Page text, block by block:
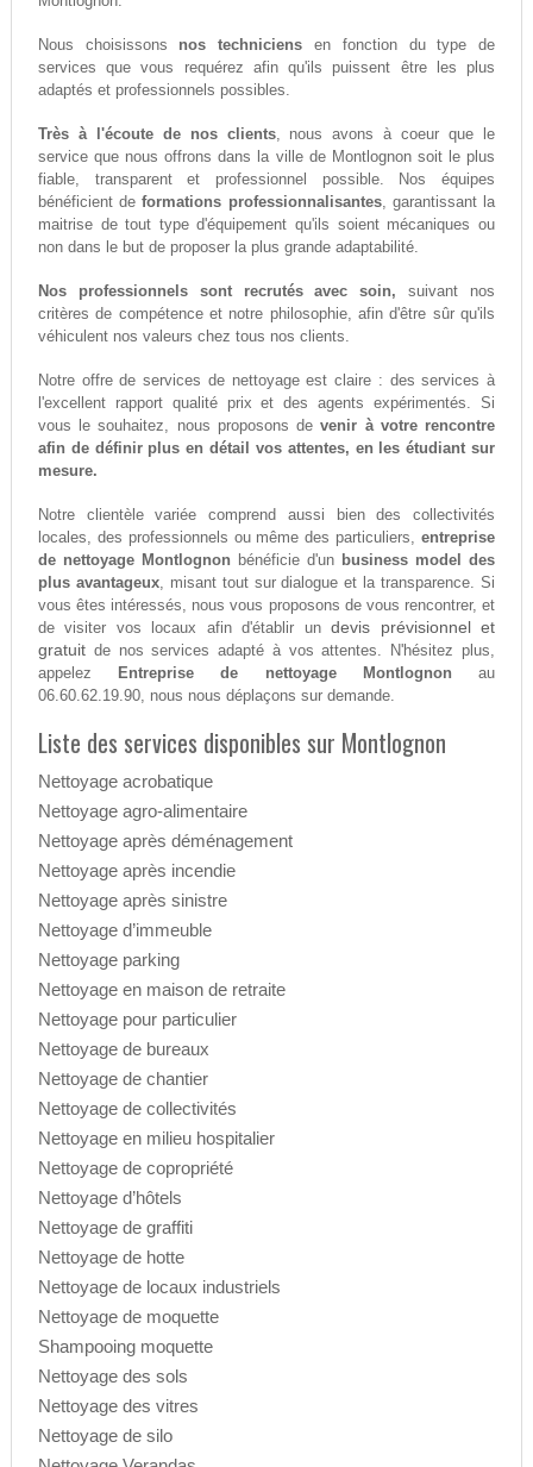
Nous choisissons nos techniciens en fonction du type de
services que vous requérez afin qu'ils puissent être les plus
adaptés et professionnels possibles.
Très à l'écoute de nos clients, nous avons à coeur que le
service que nous offrons dans la ville de Montlognon soit le plus
fiable, transparent et professionnel possible. Nos équipes
bénéficient deformations professionnalisantes, garantissant la
maitrise de tout type d'équipement qu'ils soient mécaniques ou
non dans le but de proposer la plus grande adaptabilité.
Nos professionnels sont recrutés avec soin, suivant nos
critères de compétence et notre philosophie, afin d'être sûr qu'ils
véhiculent nos valeurs chez tous nos clients.
Notre offre de services de nettoyage est claire : des services à
l'excellent rapport qualité prix et des agents expérimentés. Si
vous le souhaitez, nous proposons devenir à votre rencontre
afin de définir plus en détail vos attentes, en les étudiant sur
mesure.
Notre clientèle variée comprend aussi bien des collectivités
locales, des professionnels ou même des particuliers,entreprise
de nettoyage Montlognon bénéficie d'un business model des
plus avantageux, misant tout sur dialogue et la transparence. Si
vous êtes intéressés, nous vous proposons de vous rencontrer, et
de visiter vos locaux afin d'établir undevis prévisionnel et
gratuitde nos services adapté à vos attentes. N'hésitez plus,
appelez
Entreprise de nettoyage Montlognon au
06.60.62.19.90, nous nous déplaçons sur demande.
Liste des services disponibles sur Montlognon
Nettoyage acrobatique
Nettoyage agro-alimentaire
Nettoyage après déménagement
Nettoyage après incendie
Nettoyage après sinistre
Nettoyage d’immeuble
Nettoyage parking
Nettoyage en maison de retraite
Nettoyage pour particulier
Nettoyage de bureaux
Nettoyage de chantier
Nettoyage de collectivités
Nettoyage en milieu hospitalier
Nettoyage de copropriété
Nettoyage d’hôtels
Nettoyage de graffiti
Nettoyage de hotte
Nettoyage de locaux industriels
Nettoyage de moquette
Shampooing moquette
Nettoyage des sols
Nettoyage des vitres
Nettoyage de silo